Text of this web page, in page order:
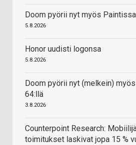
Doom pyörii nyt myös Paintissa
5.8.2026
Honor uudisti logonsa
5.8.2026
Doom pyörii nyt (melkein)
64:llä
3.8.2026
Counterpoint Research:
toimitukset laskivat jopa 15 %